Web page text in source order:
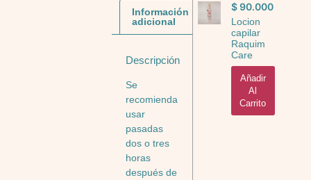
Información
adicional
Descripción
Se
recomienda
usar
pasadas
dos o tres
horas
después de
$90.000
Locion
capilar
Raquim
Care
Añadir
Al
Carrito